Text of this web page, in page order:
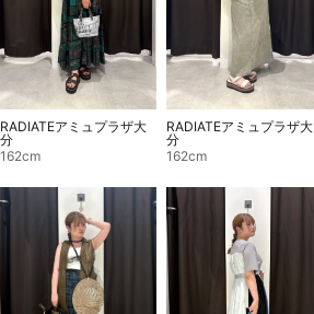
RADIATEアミュプラザ大
分
162cm
RADIATEアミュプラザ大
分
162cm